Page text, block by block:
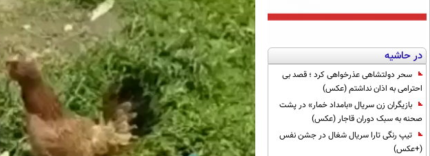
در حاشیه
سحر دولتشاهی عذرخواهی کرد ؛ قصد بی
احترامی به اذان نداشتم (عکس)
بازیگران زن سریال «بامداد خمار» در پشت
صحنه به سبک دوران قاجار (عکس)
تیپ رنگی تارا سریال شغال در جشن نفس
(+عکس)